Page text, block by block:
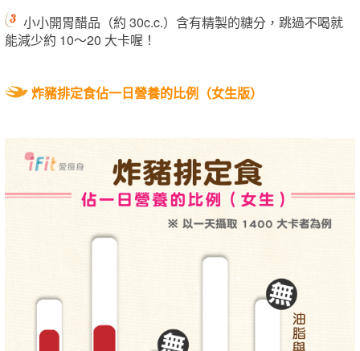
小小開胃醋品（約 30c.c.）含有精製的糖分，跳過不喝就
能減少約 10～20 大卡喔！
炸豬排定食佔一日營養的比例（女生版）